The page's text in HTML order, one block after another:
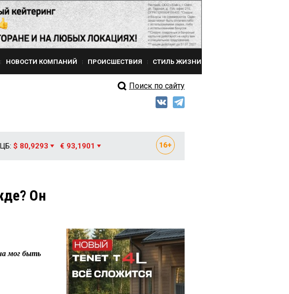
НОВОСТИ КОМПАНИЙ ПРОИСШЕСТВИЯ СТИЛЬ ЖИЗНИ
Поиск по сайту
$ 80,9293 € 93,1901
Он
мог быть